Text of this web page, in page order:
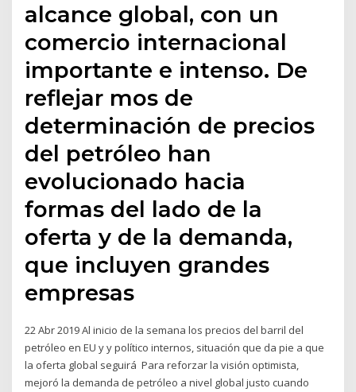
alcance global, con un
comercio internacional
importante e intenso. De
reflejar mos de
determinación de precios
del petróleo han
evolucionado hacia
formas del lado de la
oferta y de la demanda,
que incluyen grandes
empresas
22 Abr 2019 Al inicio de la semana los precios del barril del
petróleo en EU y y político internos, situación que da pie a que
la oferta global seguirá Para reforzar la visión optimista,
mejoró la demanda de petróleo a nivel global justo cuando